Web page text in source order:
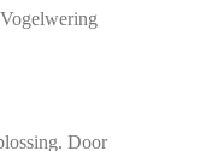
Vogelwering
Door